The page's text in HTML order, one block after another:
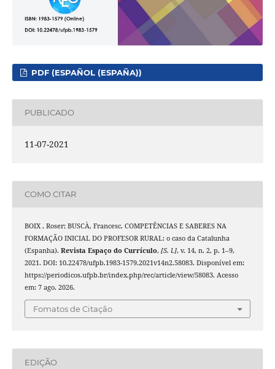
PDF (ESPAÑOL (ESPAÑA))
PUBLICADO
11-07-2021
COMO CITAR
BOIX , Roser; BUSCÀ, Francesc. COMPETÊNCIAS E SABERES NA
FORMAÇÃO INICIAL DO PROFESOR RURAL: o caso da Catalunha
(Espanha). Revista Espaço do Currículo, [S. l.], v. 14, n. 2, p. 1–9,
2021. DOI: 10.22478/ufpb.1983-1579.2021v14n2.58083. Disponível em:
https://periodicos.ufpb.br/index.php/rec/article/view/58083. Acesso
em: 7 ago. 2026.
Fomatos de Citação
EDIÇÃO